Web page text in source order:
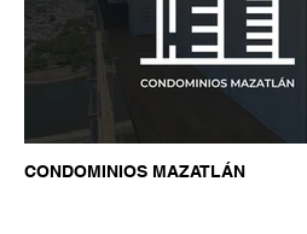
CONDOMINIOS MAZATLÁN